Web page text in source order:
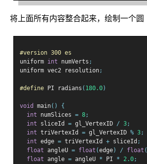
将上面所有内容整合起来，绘制一个圆
#version 300 es
uniform int numVerts ;
uniform vec2 resolution;
#define PI radians ( 180.0)
void main()
{
int numSlices = 8;
int sliceId = gl_VertexID / 3;
int triVertexId = gl_VertexID % 3;
int edge = triVertexId + sliceId ;
float angleU = float (edge) / float (
float angle = angleU * PI * 2.0;